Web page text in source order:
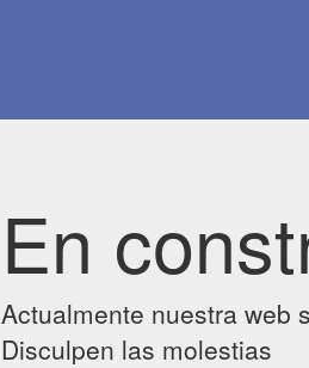
En
Actualmente nuestra web
Disculpen las molestias